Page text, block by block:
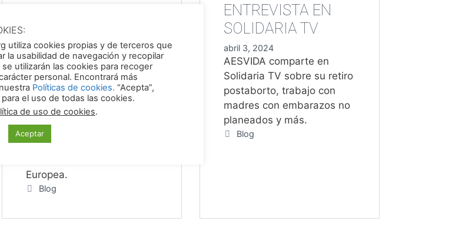
ABORTO SEA
DERECHO
FUNDAMENTAL
abril 9, 2024
El Parlamente Europeo
votará para incluir el aborto
en la Carta de los Derechos
Europea.
Categorías
Blog
ENTREVISTA EN
SOLIDARIA TV
abril 3, 2024
AESVIDA comparte en
Solidaria TV sobre su retiro
postaborto, trabajo con
madres con embarazos no
planeados y más.
Categorías
Blog
utiliza cookies propias y de terceros que
la usabilidad de navegación y recopilar
utilizarán las cookies para recoger
personal. Encontrará más
Políticas de cookies. “Acepta”,
el uso de todas las cookies.
de uso de cookies.
Aceptar